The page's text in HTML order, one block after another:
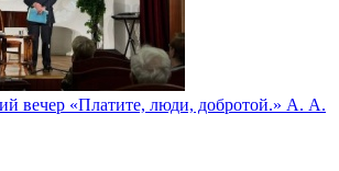
вечер «Платите, люди, добротой.» А. А.